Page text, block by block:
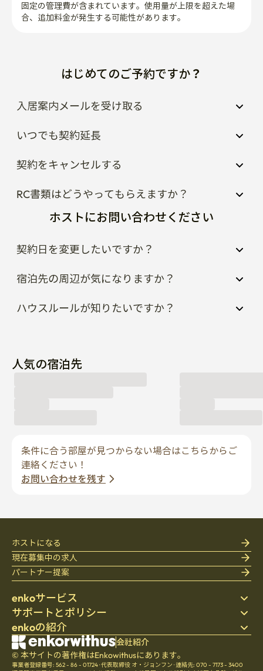
固定の管理費が含まれています。使用量が上限を超えた場
合、追加料金が発生する可能性があります。
はじめてのご予約ですか？
入居案内メールを受け取る
いつでも契約延長
契約をキャンセルする
RC書類はどうやってもらえますか？
ホストにお問い合わせください
契約日を変更したいですか？
宿泊先の周辺が気になりますか？
ハウスルールが知りたいですか？
人気の宿泊先
条件に合う部屋が見つからない場合はこちらからご
連絡ください！
お問い合わせを残す
enkoサービス
ステイ先を探す
寝具
ブログ
ヘルプセンター
サポートとポリシー
個人情報保護方針
利用規約
キャンセル・返金ポリシー
enkoの紹介
会社紹介
採用
ホストになる
現在募集中の求人
パートナー提案
会社紹介
© 本サイトの著作権はEnkowithusにあります。
事業者登録番号: 562 - 86 - 01724·代表取締役 オ・ジョンフン ·連絡先: 070 - 7173 - 3400